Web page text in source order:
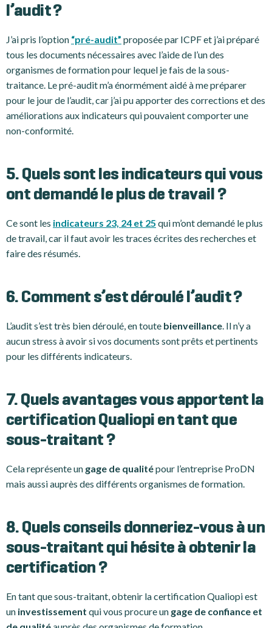
l’audit ?
J’ai pris l’option “pré-audit” proposée par ICPF et j’ai préparé
tous les documents nécessaires avec l’aide de l’un des
organismes de formation pour lequel je fais de la sous-
traitance. Le pré-audit m’a énormément aidé à me préparer
pour le jour de l’audit, car j’ai pu apporter des corrections et des
améliorations aux indicateurs qui pouvaient comporter une
non-conformité.
5. Quels sont les indicateurs qui vous
ont demandé le plus de travail ?
Ce sont les indicateurs 23, 24 et 25 qui m’ont demandé le plus
de travail, car il faut avoir les traces écrites des recherches et
faire des résumés.
6. Comment s’est déroulé l’audit ?
L’audit s’est très bien déroulé, en toute bienveillance. Il n’y a
aucun stress à avoir si vos documents sont prêts et pertinents
pour les différents indicateurs.
7. Quels avantages vous apportent la
certification Qualiopi en tant que
sous-traitant ?
Cela représente un gage de qualitépour l’entreprise ProDN
mais aussi auprès des différents organismes de formation.
8. Quels conseils donneriez-vous à un
sous-traitant qui hésite à obtenir la
certification ?
En tant que sous-traitant, obtenir la certification Qualiopi est
un investissement qui vous procure un gage de confiance et